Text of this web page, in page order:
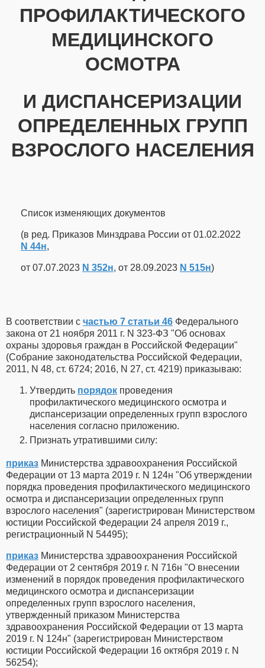
ПРОФИЛАКТИЧЕСКОГО
МЕДИЦИНСКОГО
ОСМОТРА
И ДИСПАНСЕРИЗАЦИИ
ОПРЕДЕЛЕННЫХ ГРУПП
ВЗРОСЛОГО НАСЕЛЕНИЯ
Список изменяющих документов
(в ред. Приказов Минздрава России от 01.02.2022
N 44н,
от 07.07.2023 N 352н, от 28.09.2023 N 515н)
В соответствии с частью 7 статьи 46 Федерального
закона от 21 ноября 2011 г. N 323-ФЗ "Об основах
охраны здоровья граждан в Российской Федерации"
(Собрание законодательства Российской Федерации,
2011, N 48, ст. 6724; 2016, N 27, ст. 4219) приказываю:
Утвердить порядок проведения
профилактического медицинского осмотра и
диспансеризации определенных групп взрослого
населения согласно приложению.
Признать утратившими силу:
приказ Министерства здравоохранения Российской
Федерации от 13 марта 2019 г. N 124н "Об утверждении
порядка проведения профилактического медицинского
осмотра и диспансеризации определенных групп
взрослого населения" (зарегистрирован Министерством
юстиции Российской Федерации 24 апреля 2019 г.,
регистрационный N 54495);
приказ Министерства здравоохранения Российской
Федерации от 2 сентября 2019 г. N 716н "О внесении
изменений в порядок проведения профилактического
медицинского осмотра и диспансеризации
определенных групп взрослого населения,
утвержденный приказом Министерства
здравоохранения Российской Федерации от 13 марта
2019 г. N 124н" (зарегистрирован Министерством
юстиции Российской Федерации 16 октября 2019 г. N
56254);